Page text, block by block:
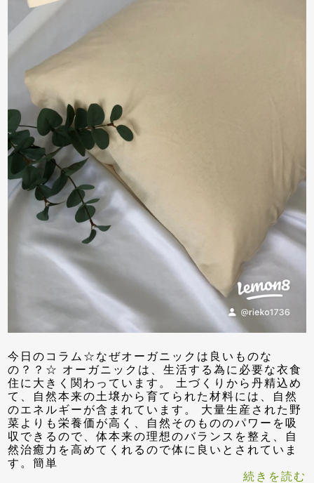
今日のコラム☆なぜオーガニックは良いものな
の？？☆ オーガニックは、生活する為に必要な衣食
住に大きく関わっています。 土づくりから丹精込め
て、自然本来の土壌から育てられた材料には、自然
のエネルギーが含まれています。 大量生産された野
菜よりも栄養価が高く、自然そのもののパワーを吸
収できるので、体本来の理想のバランスを整え、自
然治癒力を高めてくれるので体に良いとされていま
す。簡単
続きを読む